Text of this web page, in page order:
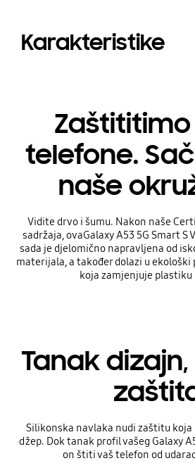
Karakteristike
telefone.
naše
Vidite drvo i šumu. Nakon naše
sadržaja, ovaGalaxy A53 5G Smart S
sada je djelomično napravljena od
materijala, a također dolazi u
koja zamjenjuje plastiku
Tanak
Silikonska navlaka nudi zaštitu koja
džep. Dok tanak profil vašeg Galaxy
on štiti vaš telefon od